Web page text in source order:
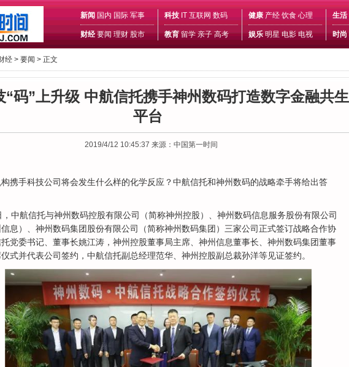
新闻 国内 国际 军事
财经 要闻 理财 股市
科技 IT 互联网 数码
教育 留学 亲子 高考
健康 产经 饮食 心理
娱乐 明星 电影 电视
生活
时尚
经 > 要闻 > 正文
“码”上升级 中航信托携手神州数码打造数字金融共生
平台
2019/4/12 10:45:37 来源：中国第一时间
携手科技公司将会发生什么样的化学反应？中航信托和神州数码的战略牵手将给出答
，中航信托与神州数码控股有限公司（简称神州控股）、神州数码信息服务股份有限公司
信息）、神州数码集团股份有限公司（简称神州数码集团）三家公司正式签订战略合作协
党委书记、董事长姚江涛，神州控股董事局主席、神州信息董事长、神州数码集团董事
式并代表公司签约，中航信托副总经理范华、神州控股副总裁孙洋等见证签约。